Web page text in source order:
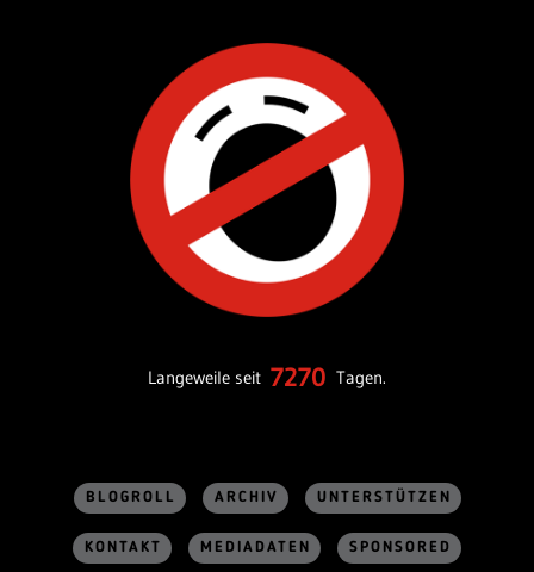
Langeweile seit 7270 Tagen.
BLOGROLL ARCHIV UNTERSTÜTZEN
KONTAKT MEDIADATEN SPONSORED